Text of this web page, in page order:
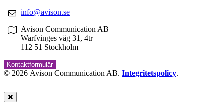
info@avison.se
Avison Communication AB
Warfvinges väg 31, 4tr
112 51 Stockholm
Kontaktformulär
© 2026 Avison Communication AB. Integritetspolicy.